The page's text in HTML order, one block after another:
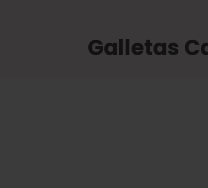
Galletas